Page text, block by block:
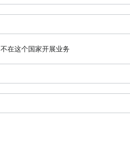
不在这个国家开展业务